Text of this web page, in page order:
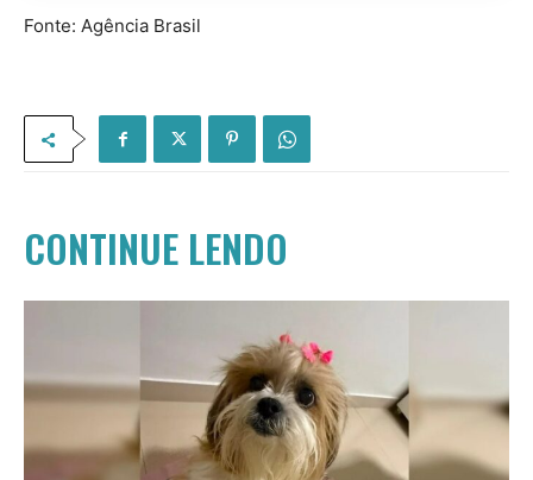
Fonte: Agência Brasil
CONTINUE LENDO